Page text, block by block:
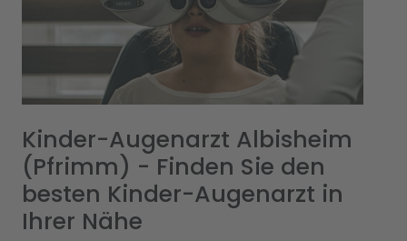
Kinder-Augenarzt Albisheim
(Pfrimm) - Finden Sie den
besten Kinder-Augenarzt in
Ihrer Nähe